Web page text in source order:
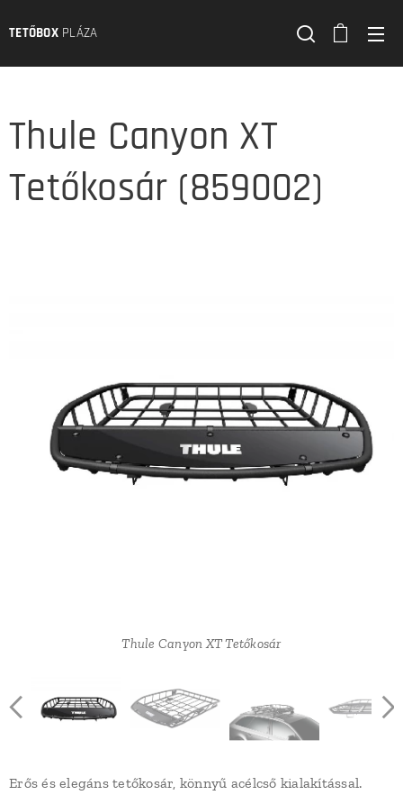
TETŐBOXPLÁZA
Thule Canyon XT
Tetőkosár (859002)
Thule Canyon XT Tetőkosár
Thule Canyon XT Tetőkosár
Thule Canyon XT Tetőkosár
Thule Canyon XT Tetőkosár
Thule Canyon XT Tetőkosár
Erős és elegáns tetőkosár, könnyű acélcső kialakítással.